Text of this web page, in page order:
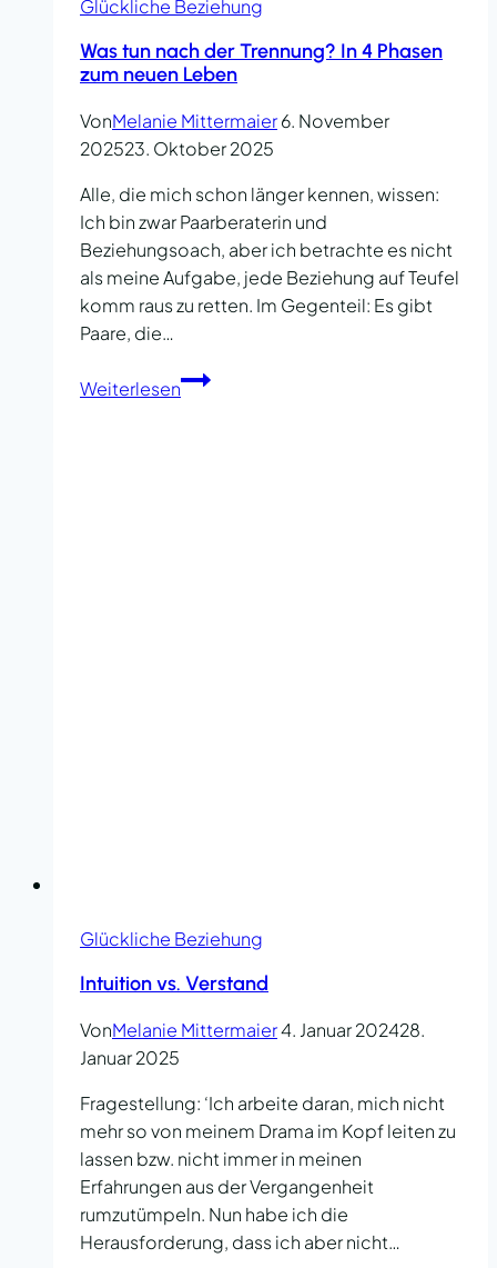
Glückliche Beziehung
Was tun nach der Trennung? In 4 Phasen
zum neuen Leben
VonMelanie Mittermaier6. November
202523. Oktober 2025
Alle, die mich schon länger kennen, wissen:
Ich bin zwar Paarberaterin und
Beziehungsoach, aber ich betrachte es nicht
als meine Aufgabe, jede Beziehung auf Teufel
komm raus zu retten. Im Gegenteil: Es gibt
Paare, die…
WeiterlesenWas
tun
Glückliche Beziehung
Intuition vs. Verstand
VonMelanie Mittermaier4. Januar 202428.
Januar 2025
Fragestellung: ‘Ich arbeite daran, mich nicht
mehr so von meinem Drama im Kopf leiten zu
lassen bzw. nicht immer in meinen
Erfahrungen aus der Vergangenheit
rumzutümpeln. Nun habe ich die
Herausforderung, dass ich aber nicht…